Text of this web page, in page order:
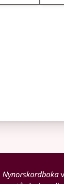
Nynorskordboka